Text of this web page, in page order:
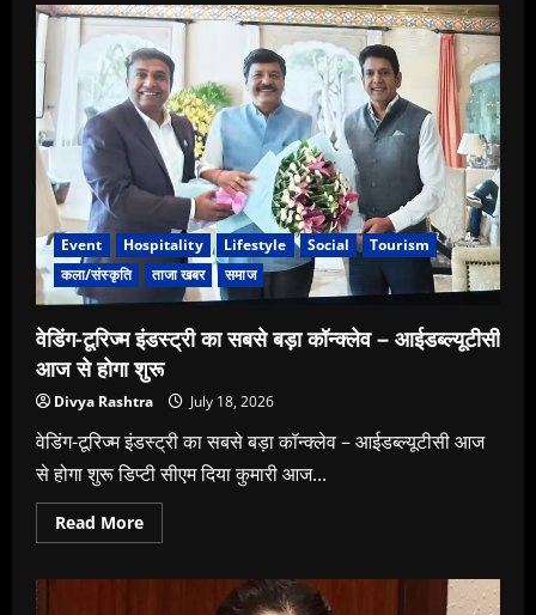
चर्चित
लेकिन
बेहद
आकर्षक
पर्यटन
स्थलों
को
भी
समान
रूप
बढ़ावा
की
आवश्यकता
है:
उपमुख्यमंत्री
राजस्थान,
कुमारी
Event Hospitality Lifestyle Social
Tourism
कला/संस्कृति
ताजा खबर समाज
वेडिंग-टूरिज्म इंडस्ट्री का सबसे बड़ा कॉन्क्लेव – आईडब्ल्यूटीसी
आज से होगा शुरू
Divya Rashtra July 18, 2026
वेडिंग-टूरिज्म इंडस्ट्री का सबसे बड़ा कॉन्क्लेव – आईडब्ल्यूटीसी आज
से होगा शुरू डिप्टी सीएम दिया कुमारी आज...
Read MoreRead
more